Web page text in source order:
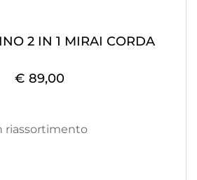
2 IN 1 MIRAI CORDA
€ 89,00
riassortimento